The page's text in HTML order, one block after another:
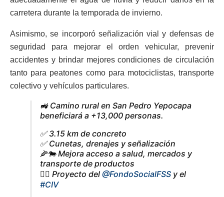
carretera durante la temporada de invierno.
Asimismo, se incorporó señalización vial y defensas de
seguridad para mejorar el orden vehicular, prevenir
accidentes y brindar mejores condiciones de circulación
tanto para peatones como para motociclistas, transporte
colectivo y vehículos particulares.
🚜 Camino rural en San Pedro Yepocapa
beneficiará a +13,000 personas.
✅ 3.15 km de concreto
✅ Cunetas, drenajes y señalización
🌽🐄 Mejora acceso a salud, mercados y
transporte de productos
👷‍♂️ Proyecto del @FondoSocialFSS y el
#CIV